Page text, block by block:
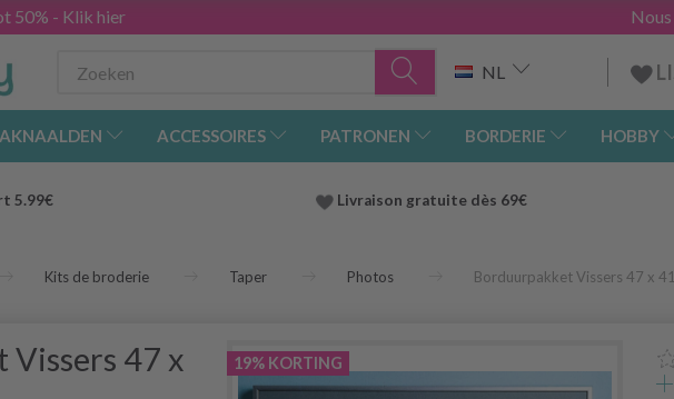
50% - Klik hier
NL
ACCESSOIRES PATRONEN BORDERIE HOBBY
5.99€ Livraison gratuite dès 69€
Kits de broderie Taper Photos Borduurpakket Vissers 47 x
Vissers 47 x
19% KORTING